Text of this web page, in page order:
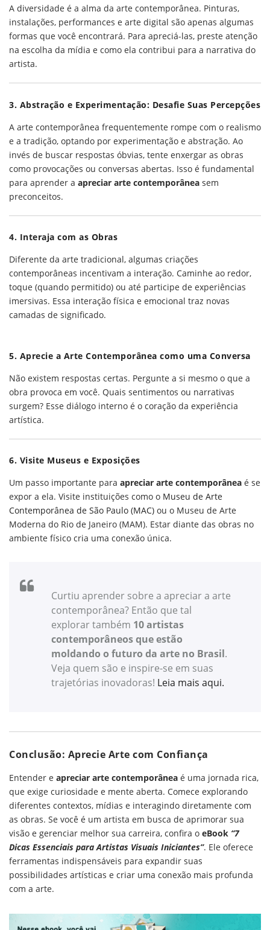
A diversidade é a alma da arte contemporânea. Pinturas,
instalações, performances e arte digital são apenas algumas
formas que você encontrará. Para apreciá-las, preste atenção
na escolha da mídia e como ela contribui para a narrativa do
artista.
3. Abstração e Experimentação: Desafie Suas Percepções
A arte contemporânea frequentemente rompe com o realismo
e a tradição, optando por experimentação e abstração. Ao
invés de buscar respostas óbvias, tente enxergar as obras
como provocações ou conversas abertas. Isso é fundamental
para aprender a apreciar arte contemporânea sem
preconceitos.
4. Interaja com as Obras
Diferente da arte tradicional, algumas criações
contemporâneas incentivam a interação. Caminhe ao redor,
toque (quando permitido) ou até participe de experiências
imersivas. Essa interação física e emocional traz novas
camadas de significado.
5. Aprecie a Arte Contemporânea como uma Conversa
Não existem respostas certas. Pergunte a si mesmo o que a
obra provoca em você. Quais sentimentos ou narrativas
surgem? Esse diálogo interno é o coração da experiência
artística.
6. Visite Museus e Exposições
Um passo importante para apreciar arte contemporânea é se
expor a ela. Visite instituições como o Museu de Arte
Contemporânea de São Paulo (MAC) ou o Museu de Arte
Moderna do Rio de Janeiro (MAM). Estar diante das obras no
ambiente físico cria uma conexão única.
Curtiu aprender sobre a apreciar a arte
contemporânea? Então que tal
explorar também 10 artistas
contemporâneos que estão
moldando o futuro da arte no Brasil.
Veja quem são e inspire-se em suas
trajetórias inovadoras! Leia mais aqui.
Conclusão: Aprecie Arte com Confiança
Entender e apreciar arte contemporânea é uma jornada rica,
que exige curiosidade e mente aberta. Comece explorando
diferentes contextos, mídias e interagindo diretamente com
as obras. Se você é um artista em busca de aprimorar sua
visão e gerenciar melhor sua carreira, confira o eBook “7
Dicas Essenciais para Artistas Visuais Iniciantes”. Ele oferece
ferramentas indispensáveis para expandir suas
possibilidades artísticas e criar uma conexão mais profunda
com a arte.